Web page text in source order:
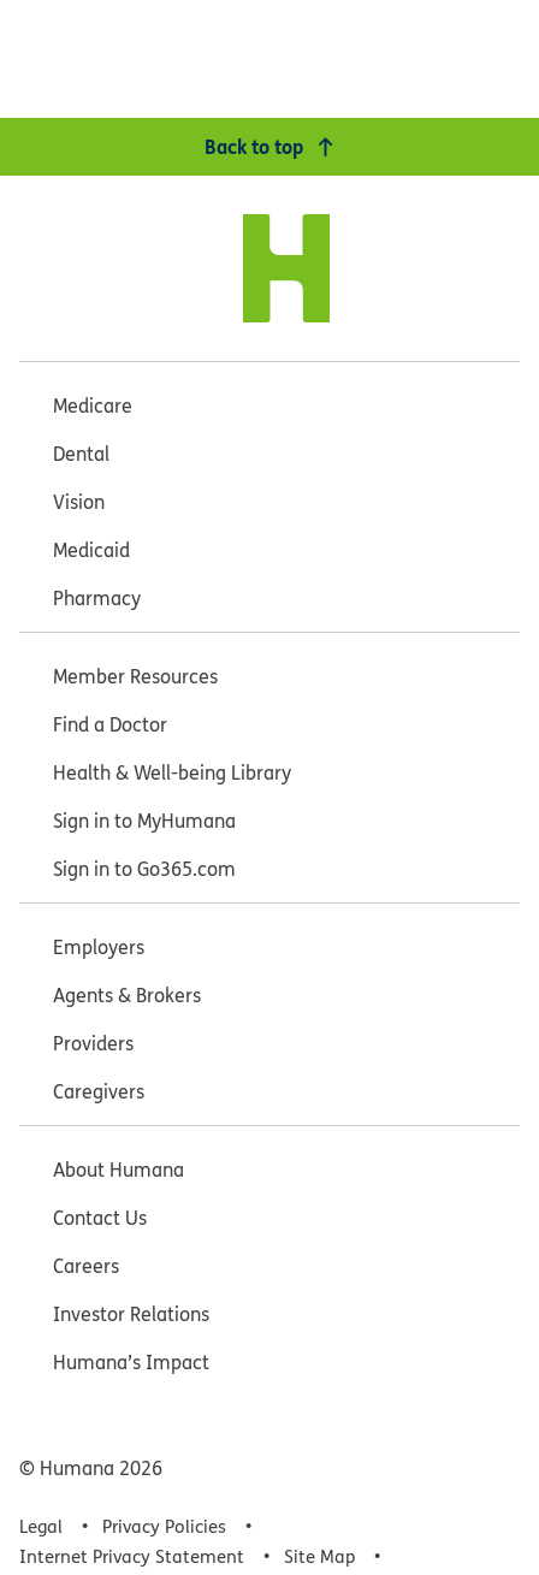
Back to top
Medicare
Dental
Vision
Medicaid
Pharmacy
Member Resources
Find a Doctor
Health & Well-being Library
Sign in to MyHumana
Sign in to Go365.com
Employers
Agents & Brokers
Providers
Caregivers
About Humana
Contact Us
Careers
Investor Relations
Humana’s Impact
© Humana 2026
Legal
Privacy Policies
Internet Privacy Statement
Site Map